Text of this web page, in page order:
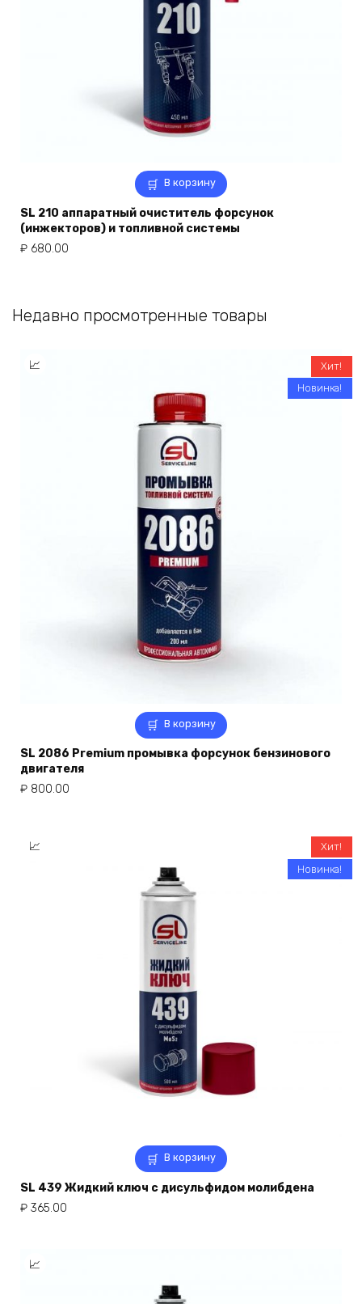
В корзину
SL 210 аппаратный очиститель форсунок
(инжекторов) и топливной системы
₽ 680.00
Недавно просмотренные товары
В корзину
Хит!
Новинка!
SL 2086 Premium промывка форсунок бензинового
двигателя
₽ 800.00
В корзину
Хит!
Новинка!
SL 439 Жидкий ключ с дисульфидом молибдена
₽ 365.00